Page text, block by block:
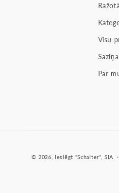
Visu
Saziņa
Par
© 2026, Ieslēgt "Schalter", SIA